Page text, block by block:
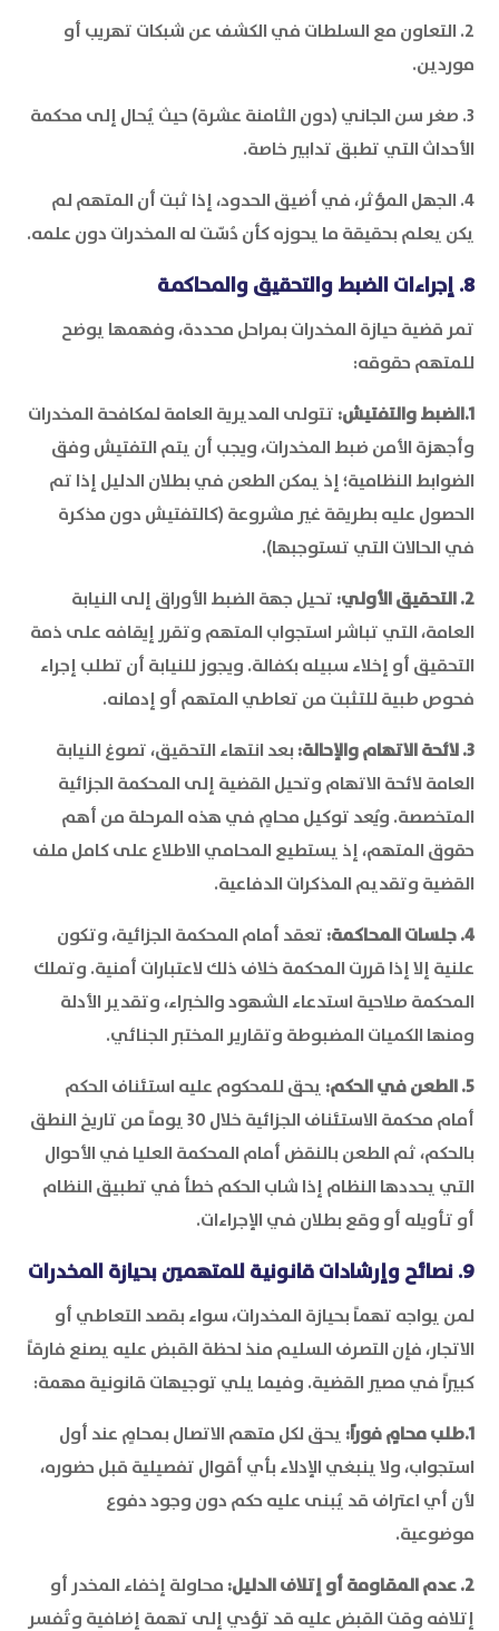
2. التعاون مع السلطات في الكشف عن شبكات تهريب أو
موردين.
3. صغر سن الجاني (دون الثامنة عشرة) حيث يُحال إلى محكمة
الأحداث التي تطبق تدابير خاصة.
4. الجهل المؤثر، في أضيق الحدود، إذا ثبت أن المتهم لم
يكن يعلم بحقيقة ما يحوزه كأن دُسّت له المخدرات دون علمه.
8. إجراءات الضبط والتحقيق والمحاكمة
تمر قضية حيازة المخدرات بمراحل محددة، وفهمها يوضح
للمتهم حقوقه:
1.الضبط والتفتيش:
تتولى المديرية العامة لمكافحة المخدرات
وأجهزة الأمن ضبط المخدرات، ويجب أن يتم التفتيش وفق
الضوابط النظامية؛ إذ يمكن الطعن في بطلان الدليل إذا تم
الحصول عليه بطريقة غير مشروعة (كالتفتيش دون مذكرة
في الحالات التي تستوجبها).
2. التحقيق الأولي:
تحيل جهة الضبط الأوراق إلى النيابة
العامة، التي تباشر استجواب المتهم وتقرر إيقافه على ذمة
التحقيق أو إخلاء سبيله بكفالة. ويجوز للنيابة أن تطلب إجراء
فحوص طبية للتثبت من تعاطي المتهم أو إدمانه.
3. لائحة الاتهام والإحالة:
بعد انتهاء التحقيق، تصوغ النيابة
العامة لائحة الاتهام وتحيل القضية إلى المحكمة الجزائية
المتخصصة. ويُعد توكيل محامٍ في هذه المرحلة من أهم
حقوق المتهم، إذ يستطيع المحامي الاطلاع على كامل ملف
القضية وتقديم المذكرات الدفاعية.
4. جلسات المحاكمة:
تعقد أمام المحكمة الجزائية، وتكون
علنية إلا إذا قررت المحكمة خلاف ذلك لاعتبارات أمنية. وتملك
المحكمة صلاحية استدعاء الشهود والخبراء، وتقدير الأدلة
ومنها الكميات المضبوطة وتقارير المختبر الجنائي.
5. الطعن في الحكم:
يحق للمحكوم عليه استئناف الحكم
أمام محكمة الاستئناف الجزائية خلال 30 يوماً من تاريخ النطق
بالحكم، ثم الطعن بالنقض أمام المحكمة العليا في الأحوال
التي يحددها النظام إذا شاب الحكم خطأ في تطبيق النظام
أو تأويله أو وقع بطلان في الإجراءات.
9. نصائح وإرشادات قانونية للمتهمين بحيازة المخدرات
لمن يواجه تهماً بحيازة المخدرات، سواء بقصد التعاطي أو
الاتجار، فإن التصرف السليم منذ لحظة القبض عليه يصنع فارقاً
كبيراً في مصير القضية. وفيما يلي توجيهات قانونية مهمة:
1.طلب محامٍ فوراً:
يحق لكل متهم الاتصال بمحامٍ عند أول
استجواب، ولا ينبغي الإدلاء بأي أقوال تفصيلية قبل حضوره،
لأن أي اعتراف قد يُبنى عليه حكم دون وجود دفوع
موضوعية.
2. عدم المقاومة أو إتلاف الدليل:
محاولة إخفاء المخدر أو
إتلافه وقت القبض عليه قد تؤدي إلى تهمة إضافية وتُفسر